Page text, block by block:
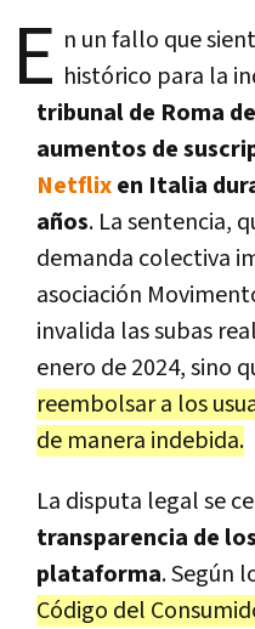
E n un fallo que
histórico para la
tribunal de Roma
aumentos de
Netflixen Italia
años. La sentencia,
demanda colectiva
asociación
invalida las subas
enero de 2024, sino
reembolsar a los
de manera indebida.
La disputa legal se
transparencia de
plataforma. Según
Código del